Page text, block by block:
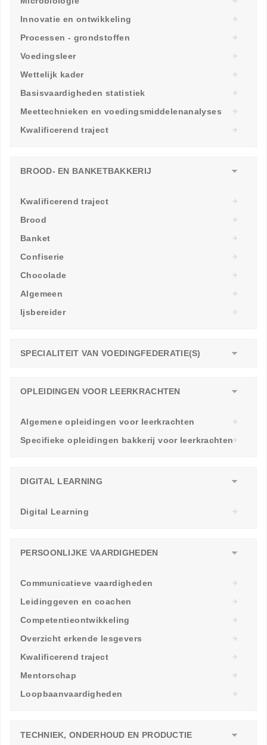
Innovatie en ontwikkeling
Processen - grondstoffen
Voedingsleer
Wettelijk kader
Basisvaardigheden statistiek
Meettechnieken en voedingsmiddelenanalyses
Kwalificerend traject
BROOD- EN BANKETBAKKERIJ
Kwalificerend traject
Brood
Banket
Confiserie
Chocolade
Algemeen
Ijsbereider
SPECIALITEIT VAN VOEDINGFEDERATIE(S)
OPLEIDINGEN VOOR LEERKRACHTEN
Algemene opleidingen voor leerkrachten
Specifieke opleidingen bakkerij voor leerkrachten
DIGITAL LEARNING
Digital Learning
PERSOONLIJKE VAARDIGHEDEN
Communicatieve vaardigheden
Leidinggeven en coachen
Competentieontwikkeling
Overzicht erkende lesgevers
Kwalificerend traject
Mentorschap
Loopbaanvaardigheden
TECHNIEK, ONDERHOUD EN PRODUCTIE